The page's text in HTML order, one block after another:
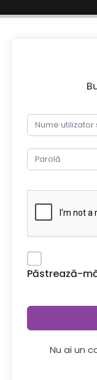
Păstrează-
Nu ai un